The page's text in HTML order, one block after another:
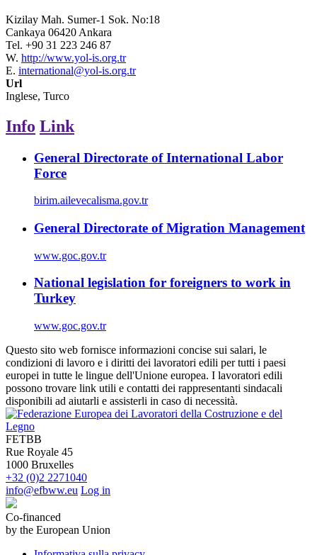
Kizilay Mah. Sumer-1 Sok. No:18
Cankaya 06420 Ankara
Tel. +90 31 223 246 87
W. http://www.yol-is.org.tr
E. international@yol-is.org.tr
Url
Inglese, Turco
Info Link
General Directorate of International Labor
Force
birim.ailevecalisma.gov.tr
General Directorate of Migration Management
www.goc.gov.tr
National legislation for foreigners to work in
Turkey
www.goc.gov.tr
Questo sito web fornisce informazioni concise sui salari, le
condizioni di lavoro e i diritti dei lavoratori edili per tutti i paesi
europei in tutte le lingue dell'Unione europea. I lavoratori edili
possono trovare link utili e contatti dei rappresentanti sindacali
disponibili ad aiutarli e assisterli in caso di necessità.
FETBB
Rue Royale 45
1000 Bruxelles
+32 (0)2 2271040
info@efbww.eu Log in
Co-financed
by the European Union